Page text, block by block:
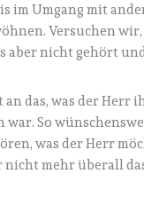
im Umgang mit
Versuchen
nicht gehört
das, was der Herr
So
was der Herr
nicht mehr überall